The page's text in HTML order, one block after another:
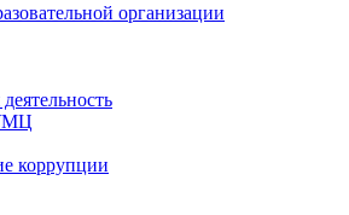
организации
коррупции